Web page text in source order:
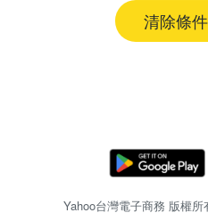
清除條
Yahoo台灣電子商務 版權